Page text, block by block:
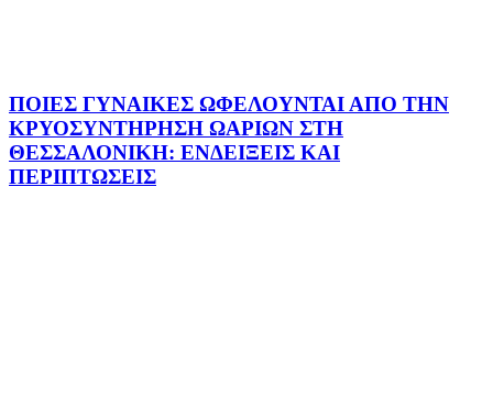
ΠΟΙΕΣ ΓΥΝΑΙΚΕΣ ΩΦΕΛΟΥΝΤΑΙ ΑΠΟ ΤΗΝ
ΚΡΥΟΣΥΝΤΗΡΗΣΗ ΩΑΡΙΩΝ ΣΤΗ
ΘΕΣΣΑΛΟΝΙΚΗ: ΕΝΔΕΙΞΕΙΣ ΚΑΙ
ΠΕΡΙΠΤΩΣΕΙΣ